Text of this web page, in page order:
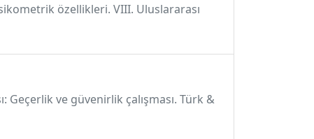
özellikleri. VIII. Uluslararası
Geçerlik ve güvenirlik çalışması. Türk &